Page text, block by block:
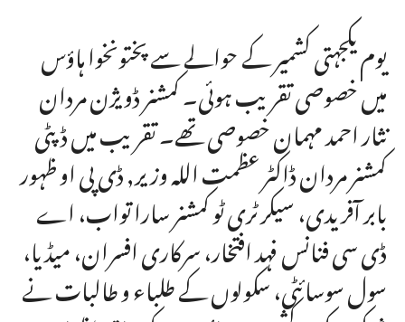
یوم یکجہتی کشمیر کے حوالے سے پختونخوا ہاؤس
میں خصوصی تقریب ہوئی۔ کمشنر ڈویژن مردان
نثار احمد مہمان خصوصی تھے۔ تقریب میں ڈپٹی
کمشنر مردان ڈاکٹر عظمت اللہ وزیر, ڈی پی او ظہور
بابر آفریدی، سیکرٹری ٹو کمشنر سارا تواب، اے
ڈی سی فنانس فہد افتخار، سرکاری افسران، میڈیا،
سول سوسائٹی، سکولوں کے طلباء و طالبات نے